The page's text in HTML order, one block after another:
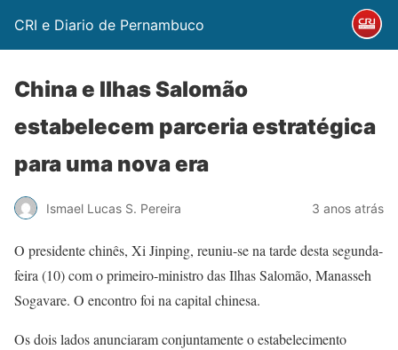
CRI e Diario de Pernambuco
China e Ilhas Salomão
estabelecem parceria estratégica
para uma nova era
Ismael Lucas S. Pereira 3 anos atrás
O presidente chinês, Xi Jinping, reuniu-se na tarde desta segunda-
feira (10) com o primeiro-ministro das Ilhas Salomão, Manasseh
Sogavare. O encontro foi na capital chinesa.
Os dois lados anunciaram conjuntamente o estabelecimento